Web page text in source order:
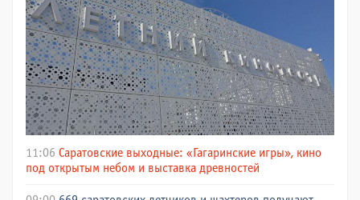
11:06 Саратовские выходные: «Гагаринские игры», кино
под открытым небом и выставка древностей